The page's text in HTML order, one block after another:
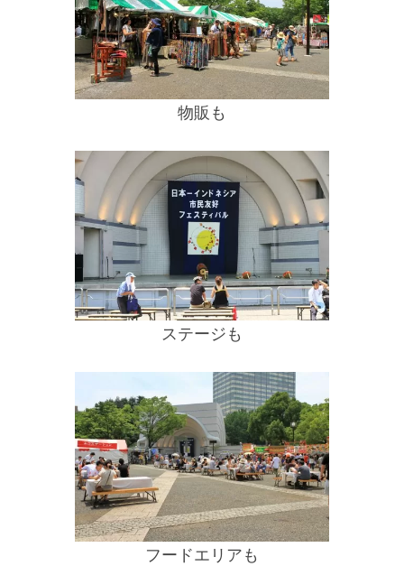
物販も
ステージも
フードエリアも